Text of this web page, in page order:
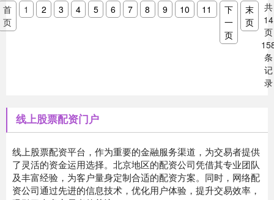
首
页
1 2 3 4 5 6 7 8 9 10 11
下
一
页
末
页
共
14
页
条
记
录
线上股票配资门户
线上股票配资平台，作为重要的金融服务渠道，为交易者提供
了灵活的资金运用选择。北京地区的配资公司凭借其专业团队
及丰富经验，为客户量身定制合适的配资方案。同时，网络配
资公司通过先进的信息技术，优化用户体验，提升交易效率，